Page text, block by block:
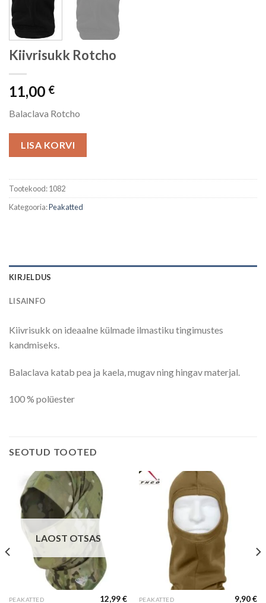
Kiivrisukk Rotcho
11,00 €
Balaclava Rotcho
LISA KORVI
Tootekood:1082
Kategooria:Peakatted
KIRJELDUS
LISAINFO
Kiivrisukk on ideaalne külmade ilmastiku tingimustes
kandmiseks.
Balaclava katab pea ja kaela, mugav ning hingav materjal.
100 % polüester
SEOTUD TOOTED
LAOST OTSAS
PEAKATTED 12,99€ PEAKATTED 9,90€